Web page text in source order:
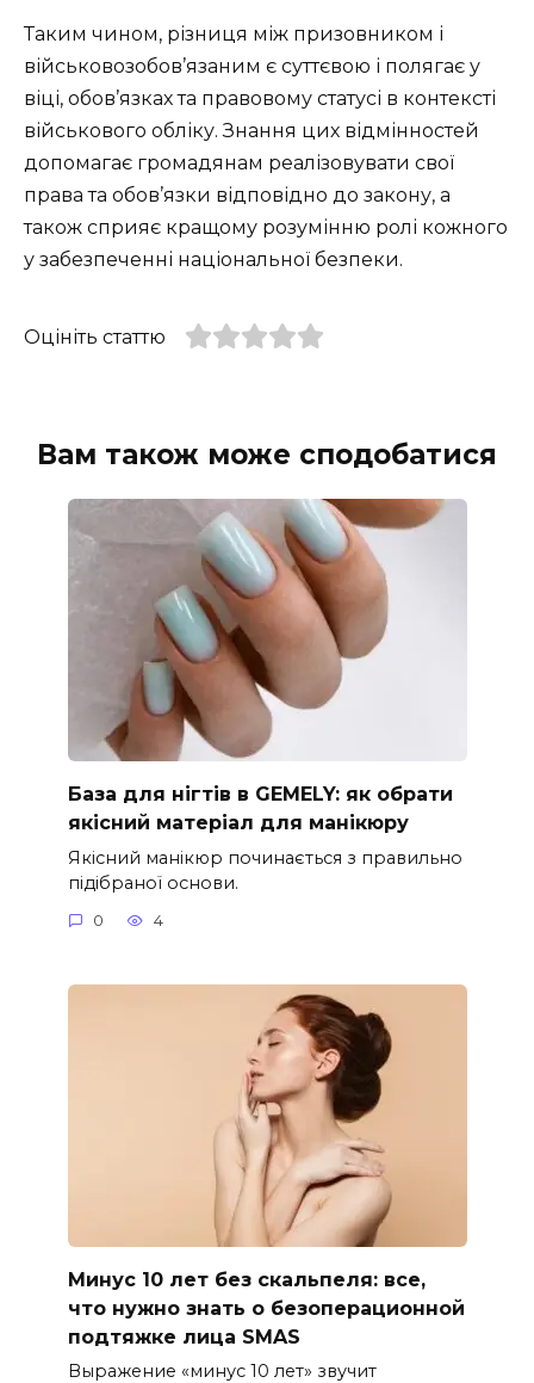
Таким чином, різниця між призовником і
військовозобов’язаним є суттєвою і полягає у
віці, обов’язках та правовому статусі в контексті
військового обліку. Знання цих відмінностей
допомагає громадянам реалізовувати свої
права та обов’язки відповідно до закону, а
також сприяє кращому розумінню ролі кожного
у забезпеченні національної безпеки.
Оцініть статтю
Вам також може сподобатися
База для нігтів в GEMELY: як обрати
якісний матеріал для манікюру
Якісний манікюр починається з правильно
підібраної основи.
0 4
Минус 10 лет без скальпеля: все,
что нужно знать о безоперационной
подтяжке лица SMAS
Выражение «минус 10 лет» звучит